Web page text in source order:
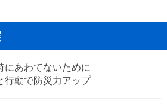
にあわてないために
行動で防災力アップ